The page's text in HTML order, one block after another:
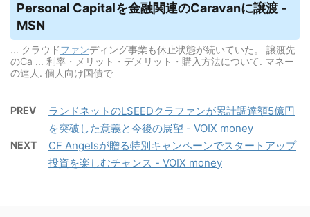
Personal Capitalを金融関連のCaravanに譲渡 -
MSN
... クラウドファンディング事業も休止状態が続いていた。 譲渡先
のCa ... 利率・メリット・デメリット・購入方法について. マネー
の達人. 個人向け国債で
PREV
ランドネットのLSEEDクラファンが累計調達額5億円
を突破した意義と今後の展望 - VOIX money
NEXT
CF Angelsが贈る特別キャンペーンでスタートアップ
投資を楽しむチャンス - VOIX money